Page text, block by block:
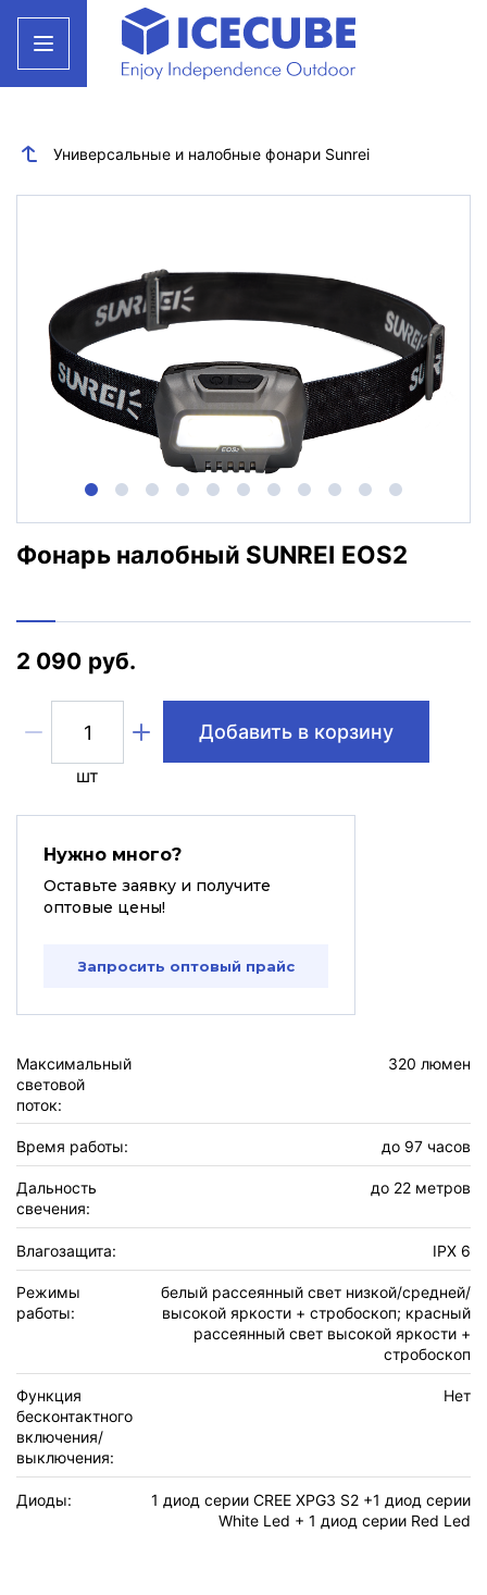
Универсальные и налобные фонари Sunrei
Фонарь налобный SUNREI EOS2
2 090 руб.
шт
Добавить в корзину
Нужно много?
Оставьте заявку и получите
оптовые цены!
Запросить оптовый прайс
Максимальный
световой
поток:
320 люмен
Время работы: до 97 часов
Дальность
свечения:
до 22 метров
Влагозащита: IPX 6
Режимы
работы:
белый рассеянный свет низкой/средней/
высокой яркости + стробоскоп; красный
рассеянный свет высокой яркости +
стробоскоп
Функция
бесконтактного
включения/
выключения:
Нет
Диоды:
1 диод серии CREE XPG3 S2 +1 диод серии
White Led + 1 диод серии Red Led